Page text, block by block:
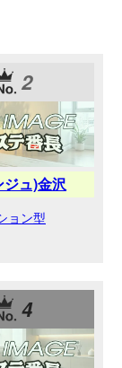
2
ュ)金沢
ョン型
4